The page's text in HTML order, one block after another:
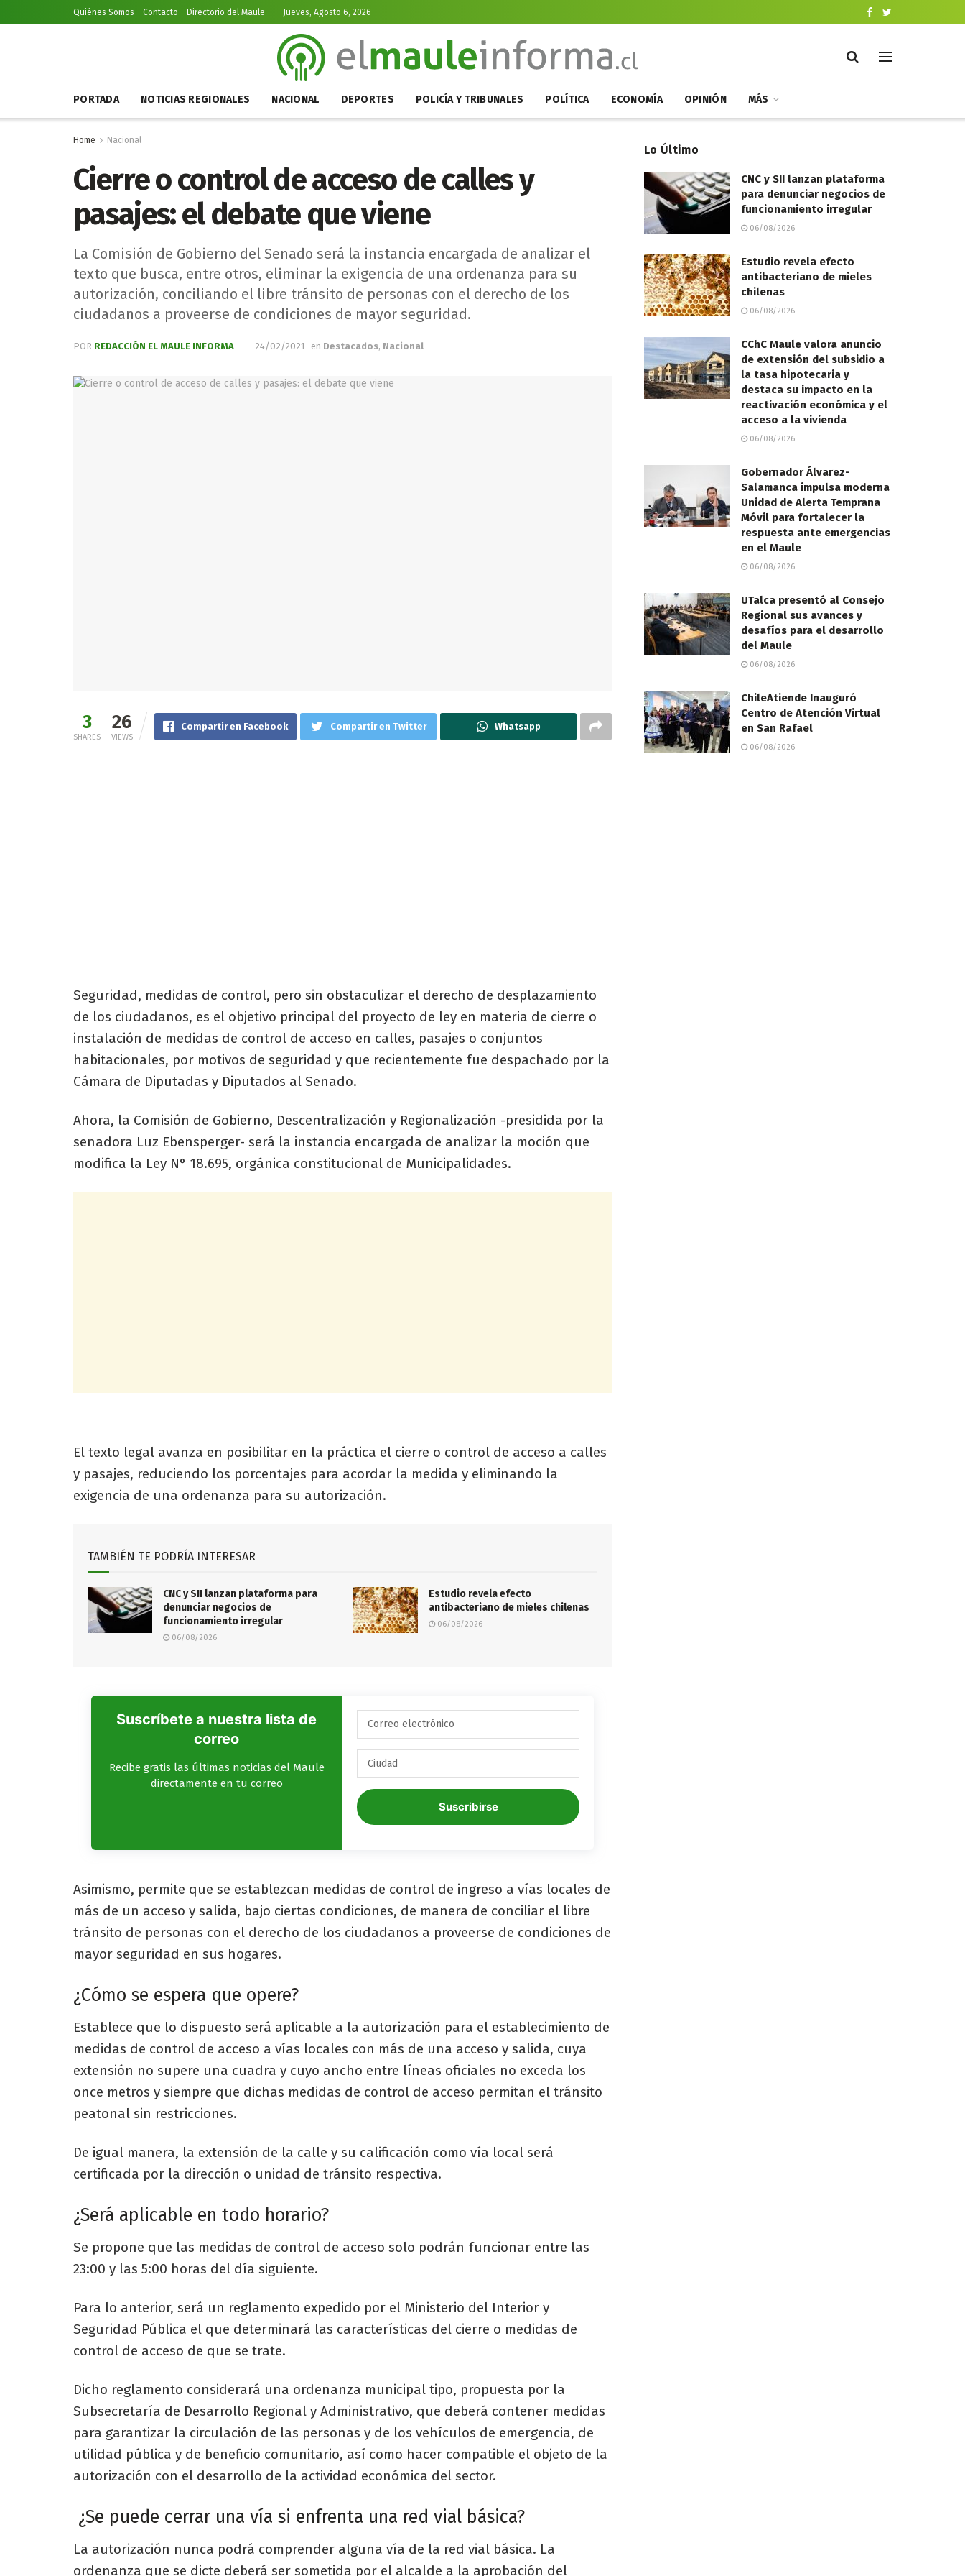
Quiénes Somos Contacto Directorio del Maule Jueves, Agosto 6, 2026
PORTADA NOTICIAS REGIONALES NACIONAL DEPORTES POLICÍA Y TRIBUNALES POLÍTICA ECONOMÍA OPINIÓN MÁS
Home Nacional
Cierre o control de acceso de calles y
pasajes: el debate que viene
La Comisión de Gobierno del Senado será la instancia encargada de analizar el
texto que busca, entre otros, eliminar la exigencia de una ordenanza para su
autorización, conciliando el libre tránsito de personas con el derecho de los
ciudadanos a proveerse de condiciones de mayor seguridad.
POR REDACCIÓN EL MAULE INFORMA 24/02/2021 en Destacados, Nacional
3
SHARES
26
VIEWS
Compartir en Facebook Compartir en Twitter Whatsapp
Seguridad, medidas de control, pero sin obstaculizar el derecho de desplazamiento
de los ciudadanos, es el objetivo principal del proyecto de ley en materia de cierre o
instalación de medidas de control de acceso en calles, pasajes o conjuntos
habitacionales, por motivos de seguridad y que recientemente fue despachado por la
Cámara de Diputadas y Diputados al Senado.
Ahora, la Comisión de Gobierno, Descentralización y Regionalización -presidida por la
senadora Luz Ebensperger- será la instancia encargada de analizar la moción que
modifica la Ley N° 18.695, orgánica constitucional de Municipalidades.
El texto legal avanza en posibilitar en la práctica el cierre o control de acceso a calles
y pasajes, reduciendo los porcentajes para acordar la medida y eliminando la
exigencia de una ordenanza para su autorización.
TAMBIÉN TE PODRÍA INTERESAR
CNC y SII lanzan plataforma para
denunciar negocios de
funcionamiento irregular
06/08/2026
Estudio revela efecto
antibacteriano de mieles chilenas
06/08/2026
Suscríbete a nuestra lista de
correo
Recibe gratis las últimas noticias del Maule
directamente en tu correo
Suscribirse
Asimismo, permite que se establezcan medidas de control de ingreso a vías locales de
más de un acceso y salida, bajo ciertas condiciones, de manera de conciliar el libre
tránsito de personas con el derecho de los ciudadanos a proveerse de condiciones de
mayor seguridad en sus hogares.
¿Cómo se espera que opere?
Establece que lo dispuesto será aplicable a la autorización para el establecimiento de
medidas de control de acceso a vías locales con más de una acceso y salida, cuya
extensión no supere una cuadra y cuyo ancho entre líneas oficiales no exceda los
once metros y siempre que dichas medidas de control de acceso permitan el tránsito
peatonal sin restricciones.
De igual manera, la extensión de la calle y su calificación como vía local será
certificada por la dirección o unidad de tránsito respectiva.
¿Será aplicable en todo horario?
Se propone que las medidas de control de acceso solo podrán funcionar entre las
23:00 y las 5:00 horas del día siguiente.
Para lo anterior, será un reglamento expedido por el Ministerio del Interior y
Seguridad Pública el que determinará las características del cierre o medidas de
control de acceso de que se trate.
Dicho reglamento considerará una ordenanza municipal tipo, propuesta por la
Subsecretaría de Desarrollo Regional y Administrativo, que deberá contener medidas
para garantizar la circulación de las personas y de los vehículos de emergencia, de
utilidad pública y de beneficio comunitario, así como hacer compatible el objeto de la
autorización con el desarrollo de la actividad económica del sector.
¿Se puede cerrar una vía si enfrenta una red vial básica?
La autorización nunca podrá comprender alguna vía de la red vial básica. La
ordenanza que se dicte deberá ser sometida por el alcalde a la aprobación del
Lo Último
CNC y SII lanzan plataforma
para denunciar negocios de
funcionamiento irregular
06/08/2026
Estudio revela efecto
antibacteriano de mieles
chilenas
06/08/2026
CChC Maule valora anuncio
de extensión del subsidio a
la tasa hipotecaria y
destaca su impacto en la
reactivación económica y el
acceso a la vivienda
06/08/2026
Gobernador Álvarez-
Salamanca impulsa moderna
Unidad de Alerta Temprana
Móvil para fortalecer la
respuesta ante emergencias
en el Maule
06/08/2026
UTalca presentó al Consejo
Regional sus avances y
desafíos para el desarrollo
del Maule
06/08/2026
ChileAtiende Inauguró
Centro de Atención Virtual
en San Rafael
06/08/2026